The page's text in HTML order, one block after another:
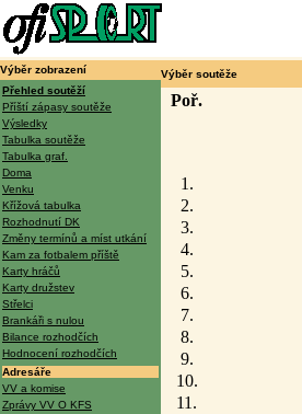
Výběr zobrazení
Přehled soutěží
Příští zápasy soutěže
Výsledky
Tabulka soutěže
Tabulka graf.
Doma
Venku
Křížová tabulka
Rozhodnutí DK
Změny termínů a míst utkání
Kam za fotbalem příště
Karty hráčů
Karty družstev
Střelci
Brankáři s nulou
Bilance rozhodčích
Hodnocení rozhodčích
Adresáře
VV a komise
Zprávy VV O KFS
Výběr soutěže
Poř.
1.
2.
3.
4.
5.
6.
7.
8.
9.
10.
11.